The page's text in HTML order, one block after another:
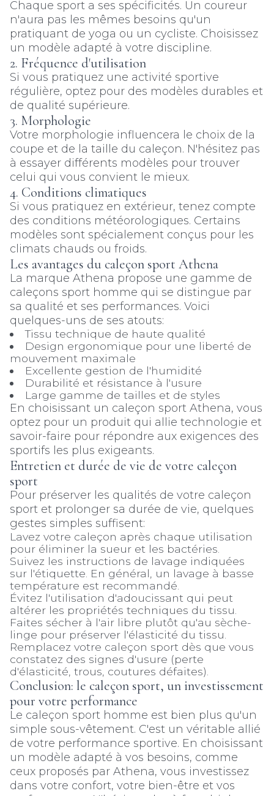
Chaque sport a ses spécificités. Un coureur
n'aura pas les mêmes besoins qu'un
pratiquant de yoga ou un cycliste. Choisissez
un modèle adapté à votre discipline.
2. Fréquence d'utilisation
Si vous pratiquez une activité sportive
régulière, optez pour des modèles durables et
de qualité supérieure.
3. Morphologie
Votre morphologie influencera le choix de la
coupe et de la taille du caleçon. N'hésitez pas
à essayer différents modèles pour trouver
celui qui vous convient le mieux.
4. Conditions climatiques
Si vous pratiquez en extérieur, tenez compte
des conditions météorologiques. Certains
modèles sont spécialement conçus pour les
climats chauds ou froids.
Les avantages du caleçon sport Athena
La marque Athena propose une gamme de
caleçons sport homme qui se distingue par
sa qualité et ses performances. Voici
quelques-uns de ses atouts:
Tissu technique de haute qualité
Design ergonomique pour une liberté de
mouvement maximale
Excellente gestion de l'humidité
Durabilité et résistance à l'usure
Large gamme de tailles et de styles
En choisissant un caleçon sport Athena, vous
optez pour un produit qui allie technologie et
savoir-faire pour répondre aux exigences des
sportifs les plus exigeants.
Entretien et durée de vie de votre caleçon
sport
Pour préserver les qualités de votre caleçon
sport et prolonger sa durée de vie, quelques
gestes simples suffisent:
Lavez votre caleçon après chaque utilisation
pour éliminer la sueur et les bactéries.
Suivez les instructions de lavage indiquées
sur l'étiquette. En général, un lavage à basse
température est recommandé.
Évitez l'utilisation d'adoucissant qui peut
altérer les propriétés techniques du tissu.
Faites sécher à l'air libre plutôt qu'au sèche-
linge pour préserver l'élasticité du tissu.
Remplacez votre caleçon sport dès que vous
constatez des signes d'usure (perte
d'élasticité, trous, coutures défaites).
Conclusion: le caleçon sport, un investissement
pour votre performance
Le caleçon sport homme est bien plus qu'un
simple sous-vêtement. C'est un véritable allié
de votre performance sportive. En choisissant
un modèle adapté à vos besoins, comme
ceux proposés par Athena, vous investissez
dans votre confort, votre bien-être et vos